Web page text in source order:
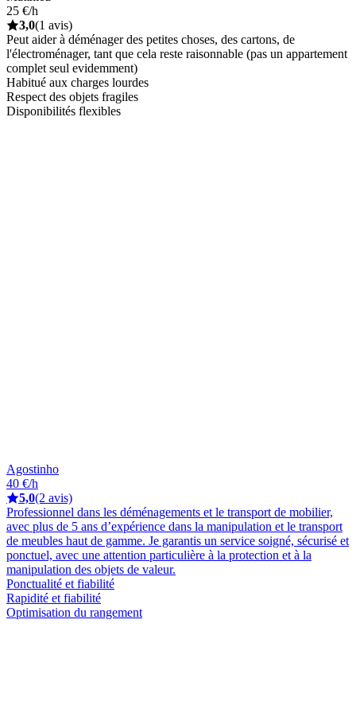
25 €/h
3,0(1 avis)
Peut aider à déménager des petites choses, des cartons, de
l'électroménager, tant que cela reste raisonnable (pas un appartement
complet seul evidemment)
Habitué aux charges lourdes
Respect des objets fragiles
Disponibilités flexibles
Agostinho
40 €/h
5,0(2 avis)
Professionnel dans les déménagements et le transport de mobilier,
avec plus de 5 ans d’expérience dans la manipulation et le transport
de meubles haut de gamme. Je garantis un service soigné, sécurisé et
ponctuel, avec une attention particulière à la protection et à la
manipulation des objets de valeur.
Ponctualité et fiabilité
Rapidité et fiabilité
Optimisation du rangement